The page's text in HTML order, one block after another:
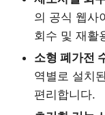
의 공식 웹사
회수 및 재활
소형 폐가전
역별로 설치
편리합니다.